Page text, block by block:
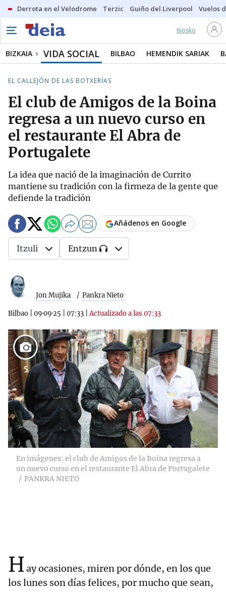
Derrota en el Velodrome Terzic Guiño del Liverpool Vuelos
Kiosko
BIZKAIA VIDA SOCIAL BILBAO HEMENDIK SARIAK
EL CALLEJÓN DE LAS BOTXERÍAS
El club de Amigos de la Boina
regresa a un nuevo curso en
el restaurante El Abra de
Portugalete
La idea que nació de la imaginación de Currito
mantiene su tradición con la firmeza de la gente que
defiende la tradición
Jon Mujika Pankra Nieto
Bilbao 09·09·25 07:33 |Actualizado a las 07:33
Añádenos en Google
Itzuli Entzun
5
En imágenes: el club de Amigos de la Boina regresa a
un nuevo curso en el restaurante El Abra de Portugalete
PANKRA NIETO
H ay ocasiones, miren por dónde, en los que
los lunes son días felices, por mucho que sean,